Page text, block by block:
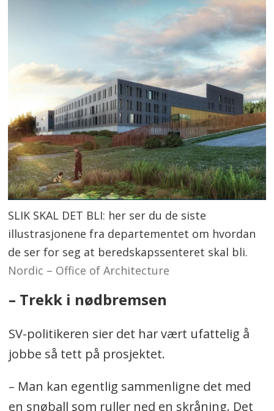
SLIK SKAL DET BLI: her ser du de siste
illustrasjonene fra departementet om hvordan
de ser for seg at beredskapssenteret skal bli.
Nordic – Office of Architecture
– Trekk i nødbremsen
SV-politikeren sier det har vært ufattelig å
jobbe så tett på prosjektet.
– Man kan egentlig sammenligne det med
en snøball som ruller ned en skråning. Det